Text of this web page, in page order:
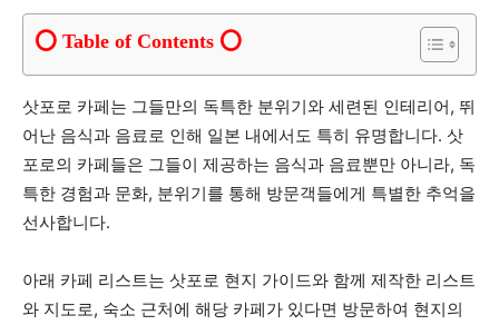
Table of Contents
삿포로 카페는 그들만의 독특한 분위기와 세련된 인테리어, 뛰
어난 음식과 음료로 인해 일본 내에서도 특히 유명합니다. 삿
포로의 카페들은 그들이 제공하는 음식과 음료뿐만 아니라, 독
특한 경험과 문화, 분위기를 통해 방문객들에게 특별한 추억을
선사합니다.
아래 카페 리스트는 삿포로 현지 가이드와 함께 제작한 리스트
와 지도로, 숙소 근처에 해당 카페가 있다면 방문하여 현지의